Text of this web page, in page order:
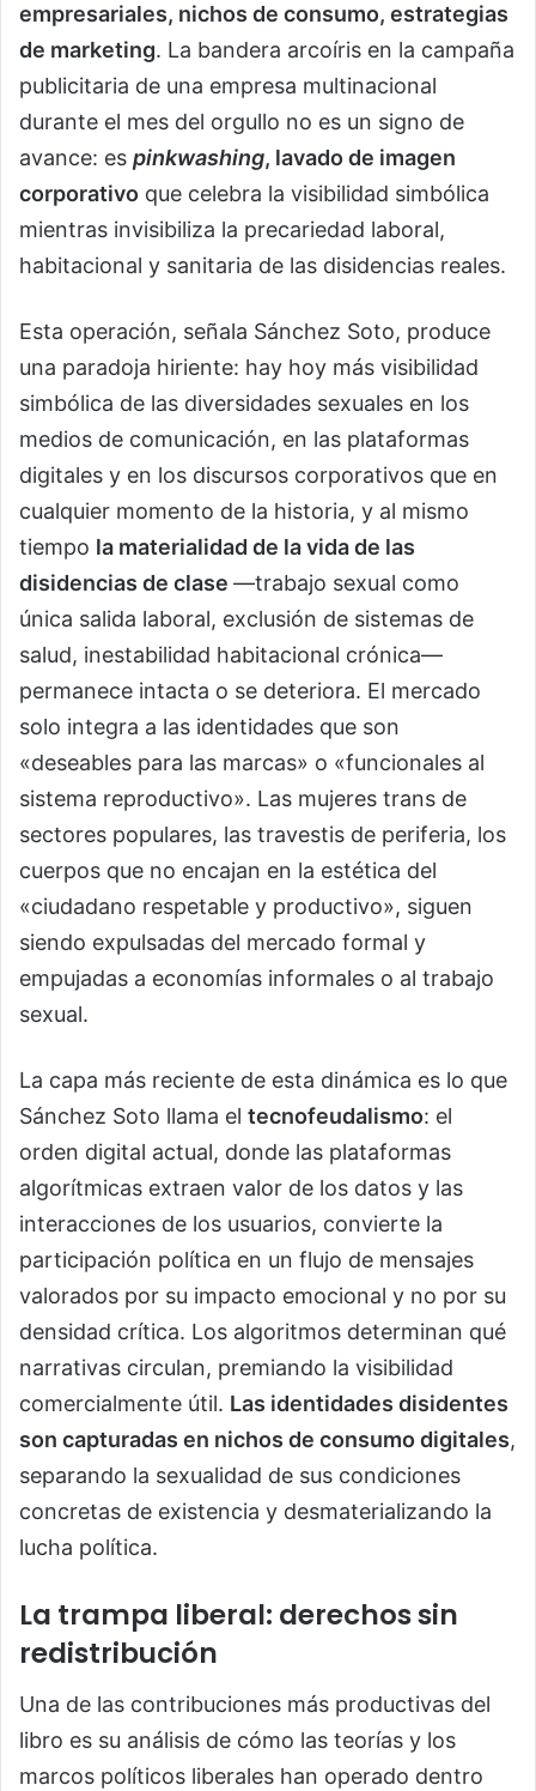
empresariales, nichos de consumo, estrategias
de marketing. La bandera arcoíris en la campaña
publicitaria de una empresa multinacional
durante el mes del orgullo no es un signo de
avance: es pinkwashing, lavado de imagen
corporativo que celebra la visibilidad simbólica
mientras invisibiliza la precariedad laboral,
habitacional y sanitaria de las disidencias reales.
Esta operación, señala Sánchez Soto, produce
una paradoja hiriente: hay hoy más visibilidad
simbólica de las diversidades sexuales en los
medios de comunicación, en las plataformas
digitales y en los discursos corporativos que en
cualquier momento de la historia, y al mismo
tiempo la materialidad de la vida de las
disidencias de clase —trabajo sexual como
única salida laboral, exclusión de sistemas de
salud, inestabilidad habitacional crónica—
permanece intacta o se deteriora. El mercado
solo integra a las identidades que son
«deseables para las marcas» o «funcionales al
sistema reproductivo». Las mujeres trans de
sectores populares, las travestis de periferia, los
cuerpos que no encajan en la estética del
«ciudadano respetable y productivo», siguen
siendo expulsadas del mercado formal y
empujadas a economías informales o al trabajo
sexual.
La capa más reciente de esta dinámica es lo que
Sánchez Soto llama el tecnofeudalismo: el
orden digital actual, donde las plataformas
algorítmicas extraen valor de los datos y las
interacciones de los usuarios, convierte la
participación política en un flujo de mensajes
valorados por su impacto emocional y no por su
densidad crítica. Los algoritmos determinan qué
narrativas circulan, premiando la visibilidad
comercialmente útil. Las identidades disidentes
son capturadas en nichos de consumo digitales,
separando la sexualidad de sus condiciones
concretas de existencia y desmaterializando la
lucha política.
La trampa liberal: derechos sin
redistribución
Una de las contribuciones más productivas del
libro es su análisis de cómo las teorías y los
marcos políticos liberales han operado dentro